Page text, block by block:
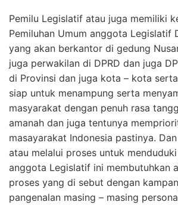
Pemilu Legislatif atau juga memiliki
Pemiluhan Umum anggota Legislatif
yang akan berkantor di gedung
juga perwakilan di DPRD dan juga
di Provinsi dan juga kota – kota
siap untuk menampung serta
masyarakat dengan penuh rasa
amanah dan juga tentunya
masayarakat Indonesia pastinya.
atau melalui proses untuk
anggota Legislatif ini membutuhkan
proses yang di sebut dengan
pangenalan masing – masing